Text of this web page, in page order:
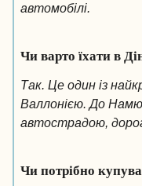
автомобілі.
Чи варто їхати в
Так. Це один із
Валлонією. До
автострадою,
Чи потрібно